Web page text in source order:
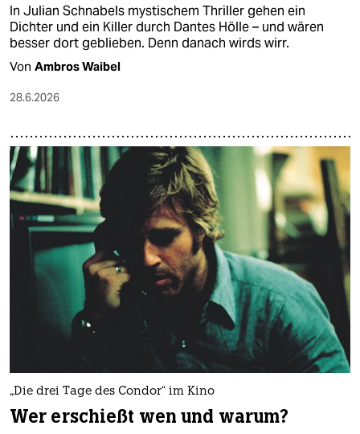
In Julian Schnabels mystischem Thriller gehen ein
Dichter und ein Killer durch Dantes Hölle – und wären
besser dort geblieben. Denn danach wirds wirr.
Von Ambros Waibel
28.6.2026
„Die drei Tage des Condor“ im Kino
Wer erschießt wen und warum?